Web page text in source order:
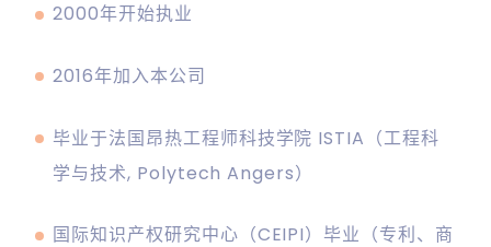
2000年开始执业
2016年加入本公司
毕业于法国昂热工程师科技学院 ISTIA（工程科
学与技术, Polytech Angers）
国际知识产权研究中心（CEIPI）毕业（专利、商